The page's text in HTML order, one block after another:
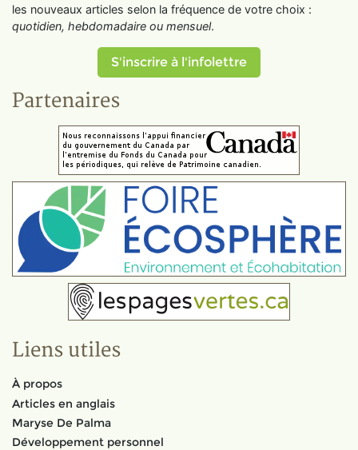
les nouveaux articles selon la fréquence de votre choix :
quotidien, hebdomadaire ou mensuel.
S'inscrire à l'infolettre
Partenaires
Liens utiles
À propos
Articles en anglais
Maryse De Palma
Développement personnel